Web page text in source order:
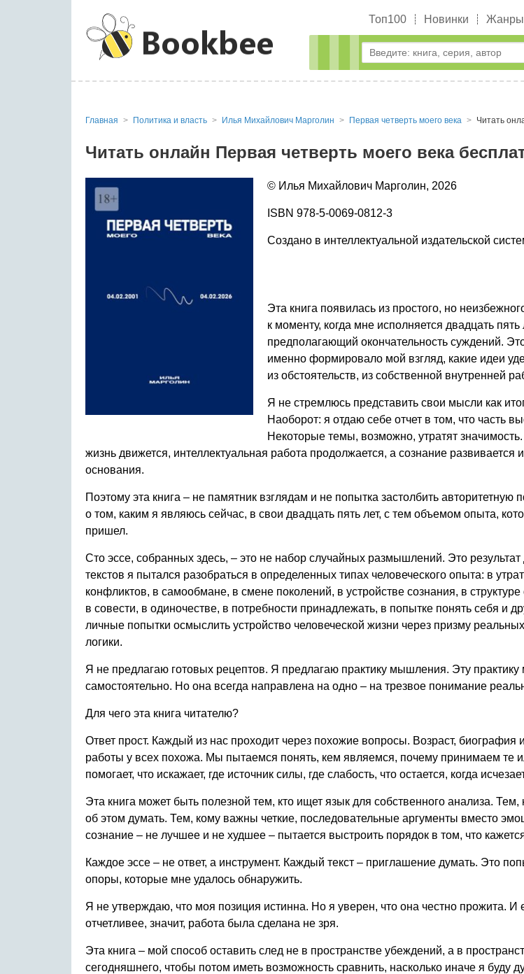
Топ100 Новинки Жанры
Главная Политика и власть Илья Михайлович Марголин Первая четверть моего века Читать
Читать онлайн Первая четверть моего века
© Илья Михайлович Марголин, 2026
ISBN 978-5-0069-0812-3
Создано в интеллектуальной издательской
Эта книга появилась из простого, но
к моменту, когда мне исполняется двадцать
предполагающий окончательность суждений.
именно формировало мой взгляд, какие идеи
из обстоятельств, из собственной внутренней
Я не стремлюсь представить свои мысли как
Наоборот: я отдаю себе отчет в том, что часть
Некоторые темы, возможно, утратят
жизнь движется, интеллектуальная работа продолжается, а сознание
основания.
Поэтому эта книга – не памятник взглядам и не попытка застолбить
о том, каким я являюсь сейчас, в свои двадцать пять лет, с тем объемом опыта,
пришел.
Сто эссе, собранных здесь, – это не набор случайных размышлений. Это
текстов я пытался разобраться в определенных типах человеческого опыта: в
конфликтов, в самообмане, в смене поколений, в устройстве сознания, в
в совести, в одиночестве, в потребности принадлежать, в попытке понять себя и
личные попытки осмыслить устройство человеческой жизни через призму
логики.
Я не предлагаю готовых рецептов. Я предлагаю практику мышления. Эту
самостоятельно. Но она всегда направлена на одно – на трезвое понимание
Для чего эта книга читателю?
Ответ прост. Каждый из нас проходит через похожие вопросы. Возраст, биография
работы у всех похожа. Мы пытаемся понять, кем являемся, почему принимаем те
помогает, что искажает, где источник силы, где слабость, что остается, когда
Эта книга может быть полезной тем, кто ищет язык для собственного анализа.
об этом думать. Тем, кому важны четкие, последовательные аргументы вместо
сознание – не лучшее и не худшее – пытается выстроить порядок в том, что
Каждое эссе – не ответ, а инструмент. Каждый текст – приглашение думать. Это
опоры, которые мне удалось обнаружить.
Я не утверждаю, что моя позиция истинна. Но я уверен, что она честно прожита. И
отчетливее, значит, работа была сделана не зря.
Эта книга – мой способ оставить след не в пространстве убеждений, а в
сегодняшнего, чтобы потом иметь возможность сравнить, насколько иначе я буду